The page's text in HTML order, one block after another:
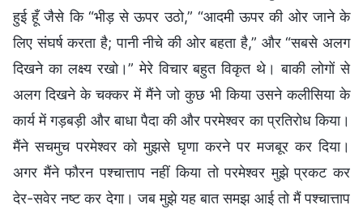
हुई हूँ जैसे कि “भीड़ से ऊपर उठो,” “आदमी ऊपर की ओर जाने के
लिए संघर्ष करता है; पानी नीचे की ओर बहता है,” और “सबसे अलग
दिखने का लक्ष्य रखो।” मेरे विचार बहुत विकृत थे। बाकी लोगों से
अलग दिखने के चक्कर में मैंने जो कुछ भी किया उसने कलीसिया के
कार्य में गड़बड़ी और बाधा पैदा की और परमेश्वर का प्रतिरोध किया।
मैंने सचमुच परमेश्वर को मुझसे घृणा करने पर मजबूर कर दिया।
अगर मैंने फौरन पश्चात्ताप नहीं किया तो परमेश्वर मुझे प्रकट कर
देर-सवेर नष्ट कर देगा। जब मुझे यह बात समझ आई तो मैं पश्चात्ताप